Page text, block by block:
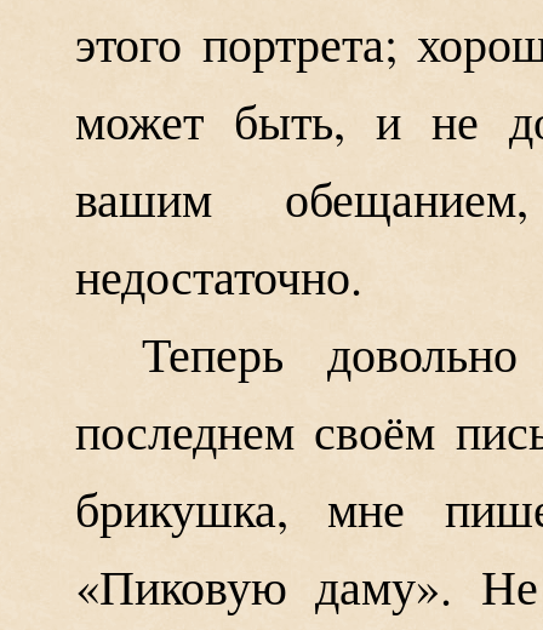
этого портрета;
может быть, и не
вашим
недостаточно.
Теперь
последнем своём
брикушка, мне
«Пиковую даму».